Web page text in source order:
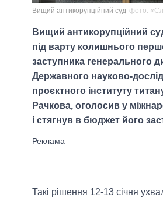
Вищий антикорупційний суд фото:
Вищий антикорупційний
під варту колишнього
заступника генерального
Державного науково-
проєктного інституту
Рачкова, оголосив у
і стягнув в бюджет його
Такі рішення 12-13 січня